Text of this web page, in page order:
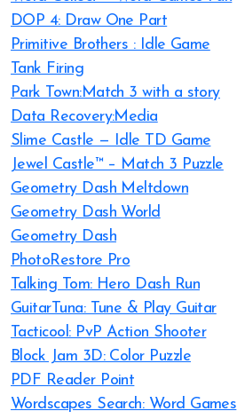
DOP 4: Draw One Part
Primitive Brothers : Idle Game
Tank Firing
Park Town:Match 3 with a story
Data Recovery:Media
Slime Castle — Idle TD Game
Jewel Castle™ – Match 3 Puzzle
Geometry Dash Meltdown
Geometry Dash World
Geometry Dash
PhotoRestore Pro
Talking Tom: Hero Dash Run
GuitarTuna: Tune & Play Guitar
Tacticool: PvP Action Shooter
Block Jam 3D: Color Puzzle
PDF Reader Point
Wordscapes Search: Word Games